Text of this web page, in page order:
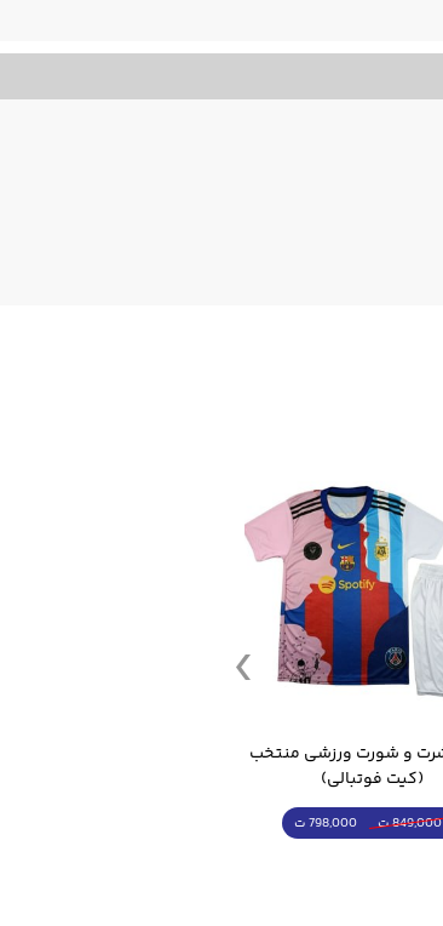
(کیت فوتبالی)
849,000 ت 798,000 ت